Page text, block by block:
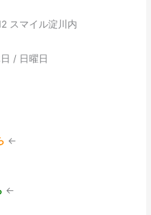
スマイル淀川内
/ 日曜日
←
←